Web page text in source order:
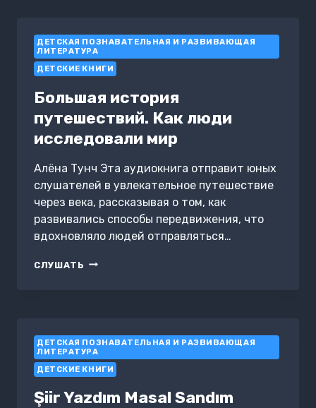
ДЕТСКАЯ ПОЗНАВАТЕЛЬНАЯ И РАЗВИВАЮЩАЯ
ЛИТЕРАТУРА
ДЕТСКИЕ КНИГИ
Большая история
путешествий. Как люди
исследовали мир
Алёна Тунч Эта аудиокнига отправит юных
слушателей в увлекательное путешествие
через века, рассказывая о том, как
развивались способы передвижения, что
вдохновляло людей отправляться…
СЛУШАТЬ БОЛЬШАЯ
МИР
ДЕТСКАЯ ПОЗНАВАТЕЛЬНАЯ И РАЗВИВАЮЩАЯ
ЛИТЕРАТУРА
ДЕТСКИЕ КНИГИ
Şiir Yazdım Masal Sandım